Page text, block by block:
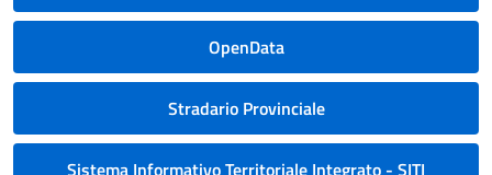
OpenData
Stradario Provinciale
Sistema Informativo Territoriale Integrato - SITI